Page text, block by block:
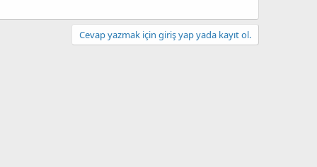
Cevap yazmak için giriş yap yada kayıt ol.